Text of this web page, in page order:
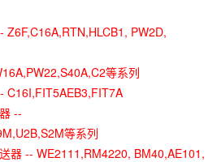
PW2D,
等系列
C16I,FIT5AEB3,FIT7A
--
等系列
器 -- WE2111,RM4220, BM40,AE101,